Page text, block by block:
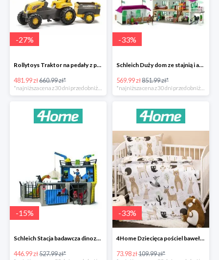
-27%
Rollytoys Traktor na pedały z przyczepą Farm Rolly Junior -27%
481.99 zł660.99 zł*
-33%
Schleich Duży dom ze stajnią i akcesoriami -33%
569.99 zł851.99 zł*
-15%
Schleich Stacja badawcza dinozaurów -15%
446.99 zł527.99 zł*
-33%
4Home Dziecięca pościel bawełniana do łóżeczka Nordic Friends -33%
73.98 zł109.99 zł*